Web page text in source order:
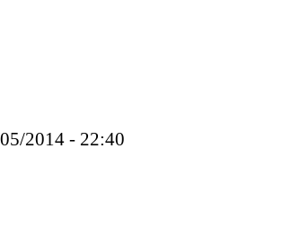
2014 - 22:40